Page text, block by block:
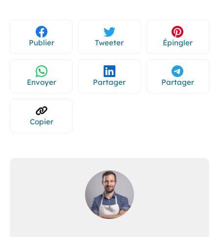
Publier Tweeter Épingler
Envoyer Partager Partager
Copier